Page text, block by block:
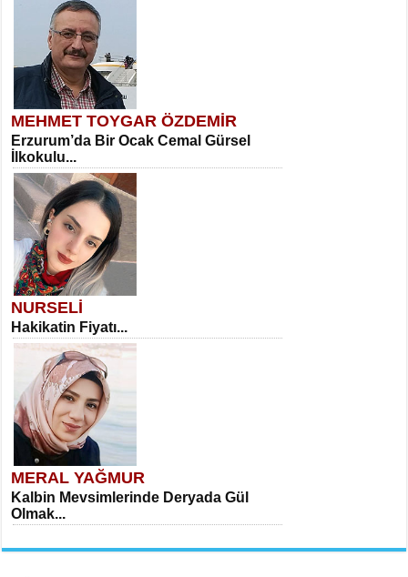
MEHMET TOYGAR ÖZDEMİR
Erzurum’da Bir Ocak Cemal Gürsel
İlkokulu...
NURSELİ
Hakikatin Fiyatı...
MERAL YAĞMUR
Kalbin Mevsimlerinde Deryada Gül
Olmak...